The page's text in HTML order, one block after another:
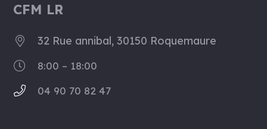
CFM LR
32 Rue annibal, 30150 Roquemaure
8:00 – 18:00
04 90 70 82 47